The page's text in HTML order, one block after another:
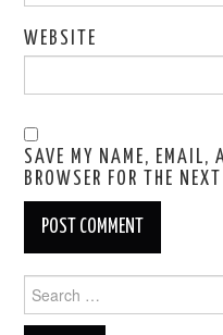
WEBSITE
SAVE MY NAME, EMAIL,
BROWSER FOR THE
Search
for: